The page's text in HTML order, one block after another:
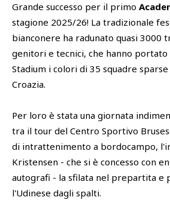
Grande successo per il primo
stagione 2025/26! La tradizionale
bianconere ha radunato quasi 3000
genitori e tecnici, che hanno portato
Stadium i colori di 35 squadre
Croazia.
Per loro è stata una giornata
tra il tour del Centro Sportivo
di intrattenimento a bordocampo,
Kristensen - che si è concesso con
autografi - la sfilata nel prepartita e
l'Udinese dagli spalti.